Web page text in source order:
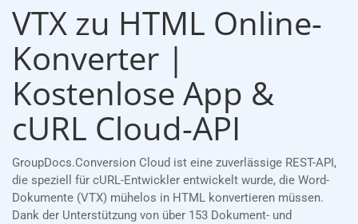
VTX zu HTML Online-
Konverter |
Kostenlose App &
cURL Cloud-API
GroupDocs.Conversion Cloud ist eine zuverlässige REST-API,
die speziell für cURL-Entwickler entwickelt wurde, die Word-
Dokumente (VTX) mühelos in HTML konvertieren müssen.
Dank der Unterstützung von über 153 Dokument- und